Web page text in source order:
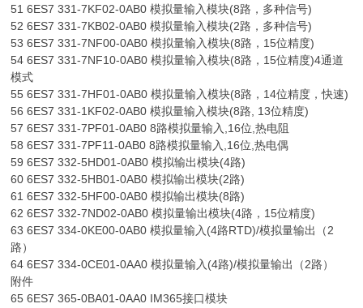
51 6ES7 331-7KF02-0AB0 模拟量输入模块(8路，多种信号)
52 6ES7 331-7KB02-0AB0 模拟量输入模块(2路，多种信号)
53 6ES7 331-7NF00-0AB0 模拟量输入模块(8路，15位精度)
54 6ES7 331-7NF10-0AB0 模拟量输入模块(8路，15位精度)4通道
模式
55 6ES7 331-7HF01-0AB0 模拟量输入模块(8路，14位精度，快速)
56 6ES7 331-1KF02-0AB0 模拟量输入模块(8路, 13位精度)
57 6ES7 331-7PF01-0AB0 8路模拟量输入,16位,热电阻
58 6ES7 331-7PF11-0AB0 8路模拟量输入,16位,热电偶
59 6ES7 332-5HD01-0AB0 模拟输出模块(4路)
60 6ES7 332-5HB01-0AB0 模拟输出模块(2路)
61 6ES7 332-5HF00-0AB0 模拟输出模块(8路)
62 6ES7 332-7ND02-0AB0 模拟量输出模块(4路，15位精度)
63 6ES7 334-0KE00-0AB0 模拟量输入(4路RTD)/模拟量输出（2
路）
64 6ES7 334-0CE01-0AA0 模拟量输入(4路)/模拟量输出（2路）
附件
65 6ES7 365-0BA01-0AA0 IM365接口模块